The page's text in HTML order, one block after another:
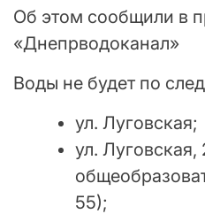
Об этом сообщили в
«Днепрводоканал»
Воды не будет по
ул. Луговская;
ул. Луговская,
55);